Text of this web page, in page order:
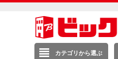
カテゴリから選ぶ